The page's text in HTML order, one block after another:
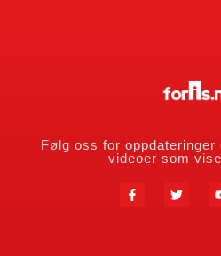
Følg oss for oppdateringer
videoer som